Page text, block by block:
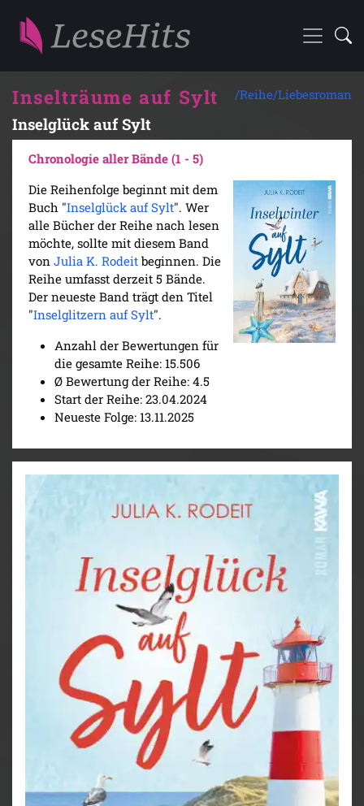
Inselträume auf Sylt
Inselglück auf Sylt
/Reihe/Liebesroman
Chronologie aller Bände (1 - 5)
Die Reihenfolge beginnt mit dem
Buch "Inselglück auf Sylt". Wer
alle Bücher der Reihe nach lesen
möchte, sollte mit diesem Band
von Julia K. Rodeit beginnen. Die
Reihe umfasst derzeit 5 Bände.
Der neueste Band trägt den Titel
"Inselglitzern auf Sylt".
Anzahl der Bewertungen für
die gesamte Reihe: 15.506
Ø Bewertung der Reihe: 4.5
Start der Reihe: 23.04.2024
Neueste Folge: 13.11.2025